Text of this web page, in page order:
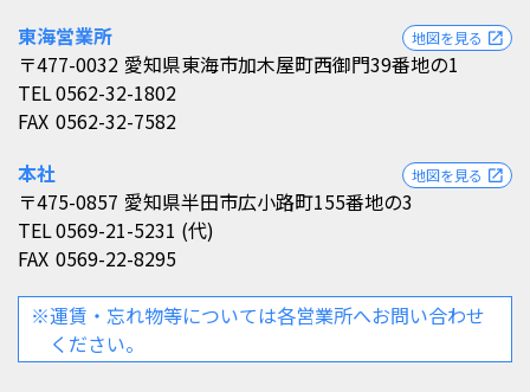
東海営業所
〒477-0032 愛知県東海市加木屋町西御門39番地の1
地図を見る open_in_new
TEL0562-32-1802
FAX 0562-32-7582
本社
〒475-0857 愛知県半田市広小路町155番地の3
地図を見る open_in_new
TEL0569-21-5231 (代)
FAX 0569-22-8295
※運賃・忘れ物等については各営業所へお問い合わせ
ください。